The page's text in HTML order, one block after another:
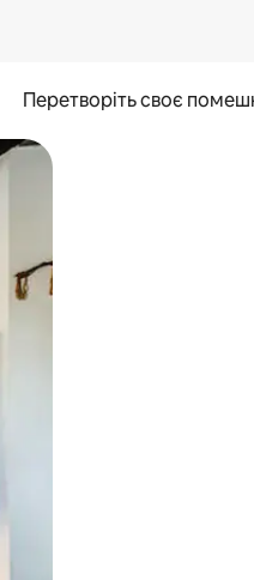
Перетворіть своє
та гортання.